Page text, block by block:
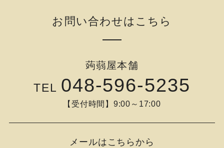
お問い合わせはこちら
蒟蒻屋本舗
TEL 048-596-5235
【受付時間】9:00～17:00
メールはこちらから